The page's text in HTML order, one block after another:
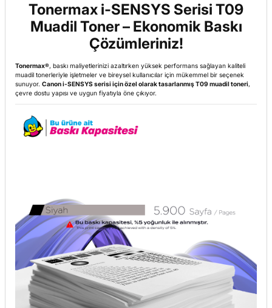
Tonermax i-SENSYS Serisi T09
Muadil Toner – Ekonomik Baskı
Çözümleriniz!
Tonermax®, baskı maliyetlerinizi azaltırken yüksek performans sağlayan kaliteli
muadil tonerleriyle işletmeler ve bireysel kullanıcılar için mükemmel bir seçenek
sunuyor. Canon i-SENSYS serisi için özel olarak tasarlanmış T09 muadil toneri,
çevre dostu yapısı ve uygun fiyatıyla öne çıkıyor.